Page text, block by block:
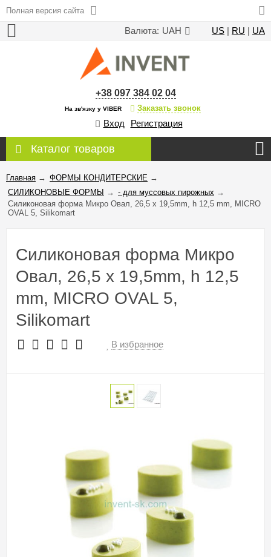
Полная версия сайта
Валюта: UAH US | RU | UA
+38 097 384 02 04
На зв'язку у VIBER Заказать звонок
Вход Регистрация
Каталог товаров
Главная → ФОРМЫ КОНДИТЕРСКИЕ →
СИЛИКОНОВЫЕ ФОРМЫ
→ - для муссовых пирожных →
Силиконовая форма Микро Овал, 26,5 x 19,5mm, h 12,5 mm, MICRO
OVAL 5, Silikomart
Силиконовая форма Микро
Овал, 26,5 x 19,5mm, h 12,5
mm, MICRO OVAL 5,
Silikomart
В избранное